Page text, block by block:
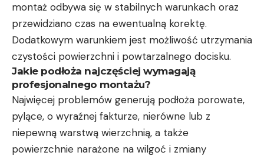
montaż odbywa się w stabilnych warunkach oraz
przewidziano czas na ewentualną korektę.
Dodatkowym warunkiem jest możliwość utrzymania
czystości powierzchni i powtarzalnego docisku.
Jakie podłoża najczęściej wymagają
profesjonalnego montażu?
Najwięcej problemów generują podłoża porowate,
pylące, o wyraźnej fakturze, nierówne lub z
niepewną warstwą wierzchnią, a także
powierzchnie narażone na wilgoć i zmiany